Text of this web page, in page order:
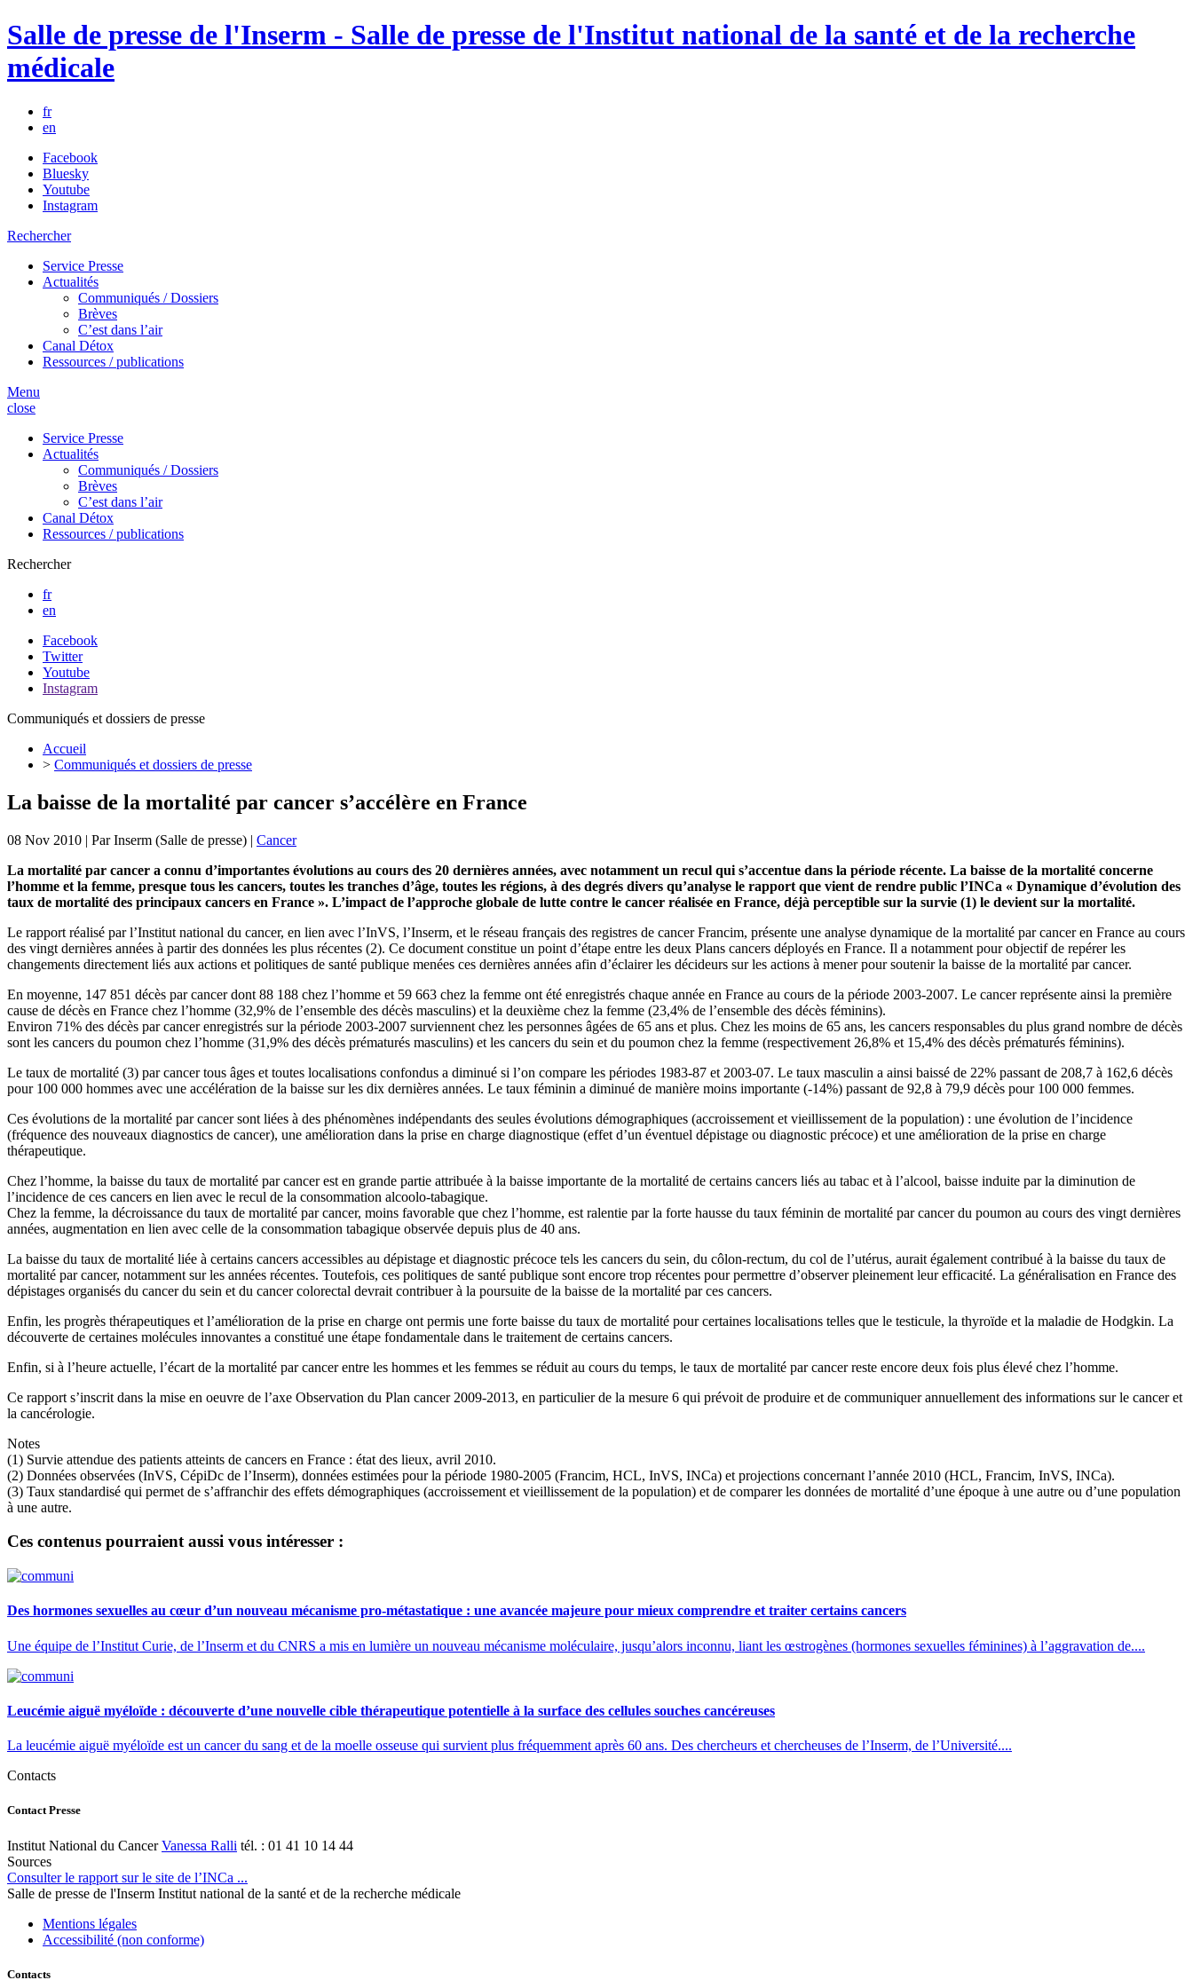
Salle de presse de l'Inserm - Salle de presse de l'Institut national de la santé et de la recherche
médicale
fr
en
Facebook
Bluesky
Youtube
Instagram
Rechercher
Service Presse
Actualités
Communiqués / Dossiers
Brèves
C’est dans l’air
Canal Détox
Ressources / publications
Menu
close
Service Presse
Actualités
Communiqués / Dossiers
Brèves
C’est dans l’air
Canal Détox
Ressources / publications
Rechercher
fr
en
Facebook
Twitter
Youtube
Instagram
Communiqués et dossiers de presse
Accueil
> Communiqués et dossiers de presse
La baisse de la mortalité par cancer s’accélère en France
08 Nov 2010 | ParInserm (Salle de presse) | Cancer
La mortalité par cancer a connu d’importantes évolutions au cours des 20 dernières années, avec notamment un recul qui s’accentue dans la période récente. La baisse de la mortalité concerne
l’homme et la femme, presque tous les cancers, toutes les tranches d’âge, toutes les régions, à des degrés divers qu’analyse le rapport que vient de rendre public l’INCa « Dynamique d’évolution des
taux de mortalité des principaux cancers en France ». L’impact de l’approche globale de lutte contre le cancer réalisée en France, déjà perceptible sur la survie (1) le devient sur la mortalité.
Le rapport réalisé par l’Institut national du cancer, en lien avec l’InVS, l’Inserm, et le réseau français des registres de cancer Francim, présente une analyse dynamique de la mortalité par cancer en France au cours
des vingt dernières années à partir des données les plus récentes (2). Ce document constitue un point d’étape entre les deux Plans cancers déployés en France. Il a notamment pour objectif de repérer les
changements directement liés aux actions et politiques de santé publique menées ces dernières années afin d’éclairer les décideurs sur les actions à mener pour soutenir la baisse de la mortalité par cancer.
En moyenne, 147 851 décès par cancer dont 88 188 chez l’homme et 59 663 chez la femme ont été enregistrés chaque année en France au cours de la période 2003-2007. Le cancer représente ainsi la première
cause de décès en France chez l’homme (32,9% de l’ensemble des décès masculins) et la deuxième chez la femme (23,4% de l’ensemble des décès féminins).
Environ 71% des décès par cancer enregistrés sur la période 2003-2007 surviennent chez les personnes âgées de 65 ans et plus. Chez les moins de 65 ans, les cancers responsables du plus grand nombre de décès
sont les cancers du poumon chez l’homme (31,9% des décès prématurés masculins) et les cancers du sein et du poumon chez la femme (respectivement 26,8% et 15,4% des décès prématurés féminins).
Le taux de mortalité (3) par cancer tous âges et toutes localisations confondus a diminué si l’on compare les périodes 1983-87 et 2003-07. Le taux masculin a ainsi baissé de 22% passant de 208,7 à 162,6 décès
pour 100 000 hommes avec une accélération de la baisse sur les dix dernières années. Le taux féminin a diminué de manière moins importante (-14%) passant de 92,8 à 79,9 décès pour 100 000 femmes.
Ces évolutions de la mortalité par cancer sont liées à des phénomènes indépendants des seules évolutions démographiques (accroissement et vieillissement de la population) : une évolution de l’incidence
(fréquence des nouveaux diagnostics de cancer), une amélioration dans la prise en charge diagnostique (effet d’un éventuel dépistage ou diagnostic précoce) et une amélioration de la prise en charge
thérapeutique.
Chez l’homme, la baisse du taux de mortalité par cancer est en grande partie attribuée à la baisse importante de la mortalité de certains cancers liés au tabac et à l’alcool, baisse induite par la diminution de
l’incidence de ces cancers en lien avec le recul de la consommation alcoolo-tabagique.
Chez la femme, la décroissance du taux de mortalité par cancer, moins favorable que chez l’homme, est ralentie par la forte hausse du taux féminin de mortalité par cancer du poumon au cours des vingt dernières
années, augmentation en lien avec celle de la consommation tabagique observée depuis plus de 40 ans.
La baisse du taux de mortalité liée à certains cancers accessibles au dépistage et diagnostic précoce tels les cancers du sein, du côlon-rectum, du col de l’utérus, aurait également contribué à la baisse du taux de
mortalité par cancer, notamment sur les années récentes. Toutefois, ces politiques de santé publique sont encore trop récentes pour permettre d’observer pleinement leur efficacité. La généralisation en France des
dépistages organisés du cancer du sein et du cancer colorectal devrait contribuer à la poursuite de la baisse de la mortalité par ces cancers.
Enfin, les progrès thérapeutiques et l’amélioration de la prise en charge ont permis une forte baisse du taux de mortalité pour certaines localisations telles que le testicule, la thyroïde et la maladie de Hodgkin. La
découverte de certaines molécules innovantes a constitué une étape fondamentale dans le traitement de certains cancers.
Enfin, si à l’heure actuelle, l’écart de la mortalité par cancer entre les hommes et les femmes se réduit au cours du temps, le taux de mortalité par cancer reste encore deux fois plus élevé chez l’homme.
Ce rapport s’inscrit dans la mise en oeuvre de l’axe Observation du Plan cancer 2009-2013, en particulier de la mesure 6 qui prévoit de produire et de communiquer annuellement des informations sur le cancer et
la cancérologie.
Notes
(1) Survie attendue des patients atteints de cancers en France : état des lieux, avril 2010.
(2) Données observées (InVS, CépiDc de l’Inserm), données estimées pour la période 1980-2005 (Francim, HCL, InVS, INCa) et projections concernant l’année 2010 (HCL, Francim, InVS, INCa).
(3) Taux standardisé qui permet de s’affranchir des effets démographiques (accroissement et vieillissement de la population) et de comparer les données de mortalité d’une époque à une autre ou d’une population
à une autre.
Ces contenus pourraient aussi vous intéresser :
Des hormones sexuelles au cœur d’un nouveau mécanisme pro-métastatique : une avancée majeure pour mieux comprendre et traiter certains cancers
Une équipe de l’Institut Curie, de l’Inserm et du CNRS a mis en lumière un nouveau mécanisme moléculaire, jusqu’alors inconnu, liant les œstrogènes (hormones sexuelles féminines) à l’aggravation de....
Leucémie aiguë myéloïde : découverte d’une nouvelle cible thérapeutique potentielle à la surface des cellules souches cancéreuses
La leucémie aiguë myéloïde est un cancer du sang et de la moelle osseuse qui survient plus fréquemment après 60 ans. Des chercheurs et chercheuses de l’Inserm, de l’Université....
Contacts
Contact Presse
Institut National du CancerVanessa Ralli tél. : 01 41 10 14 44
Sources
Consulter le rapport sur le site de l’INCa ...
Salle de presse de l'Inserm Institut national de la santé et de la recherche médicale
Mentions légales
Accessibilité (non conforme)
Contacts